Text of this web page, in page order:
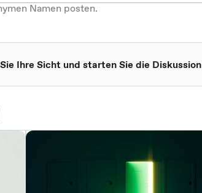
Namen posten.
Ihre Sicht und starten Sie die Diskussion